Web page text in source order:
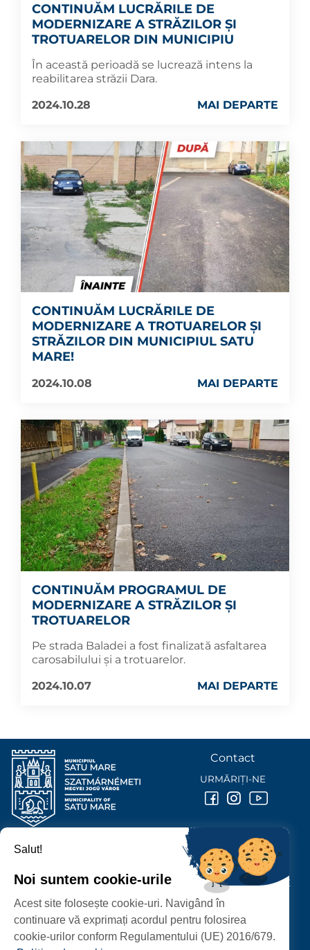
CONTINUĂM LUCRĂRILE DE
MODERNIZARE A STRĂZILOR ȘI
TROTUARELOR DIN MUNICIPIU
În această perioadă se lucrează intens la
reabilitarea străzii Dara.
2024.10.28
MAI DEPARTE
CONTINUĂM LUCRĂRILE DE
MODERNIZARE A TROTUARELOR ȘI
STRĂZILOR DIN MUNICIPIUL SATU
MARE!
2024.10.08 MAI DEPARTE
CONTINUĂM PROGRAMUL DE
MODERNIZARE A STRĂZILOR ȘI
TROTUARELOR
Pe strada Baladei a fost finalizată asfaltarea
carosabilului și a trotuarelor.
2024.10.07
MAI DEPARTE
PROTECȚIA DATELOR PERSONALE
PRIMĂRIA MUNICIPIULUI
P-ȚA 25 OCTOMBRIE, NR. 1 CORP M, 440026 SATU MARE
Contact
URMĂRIȚI-NE
Salut!
Noi suntem cookie-urile
Acest site folosește cookie-uri. Navigând în
continuare vă exprimați acordul pentru folosirea
cookie-urilor conform Regulamentului (UE) 2016/679.